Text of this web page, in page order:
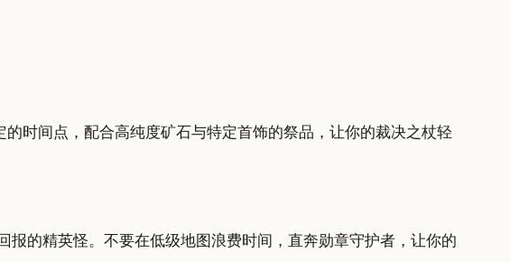
时间点，配合高纯度矿石与特定首饰的祭品，让你的裁决之杖轻
的精英怪。不要在低级地图浪费时间，直奔勋章守护者，让你的